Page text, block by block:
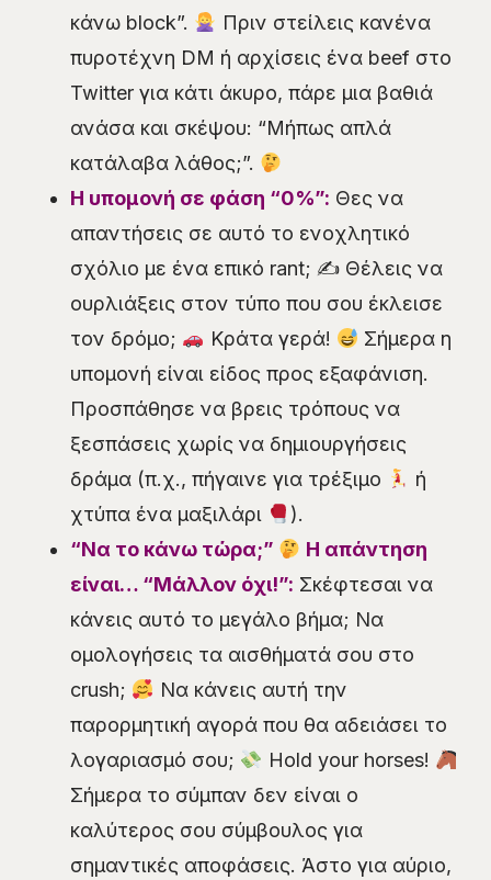
κάνω block”.
Πριν στείλεις κανένα
πυροτέχνη DM ή αρχίσεις ένα beef στο
Twitter για κάτι άκυρο, πάρε μια βαθιά
ανάσα και σκέψου: “Μήπως απλά
κατάλαβα λάθος;”.
Η υπομονή σε φάση “0%”: Θες να
απαντήσεις σε αυτό το ενοχλητικό
σχόλιο με ένα επικό rant; ✍ Θέλεις να
ουρλιάξεις στον τύπο που σου έκλεισε
τον δρόμο;
Κράτα γερά!
Σήμερα η
υπομονή είναι είδος προς εξαφάνιση.
Προσπάθησε να βρεις τρόπους να
ξεσπάσεις χωρίς να δημιουργήσεις
δράμα (π.χ., πήγαινε για τρέξιμο
ή
χτύπα ένα μαξιλάρι
).
“Να το κάνω τώρα;”
Η απάντηση
είναι… “Μάλλον όχι!”: Σκέφτεσαι να
κάνεις αυτό το μεγάλο βήμα; Να
ομολογήσεις τα αισθήματά σου στο
crush;
Να κάνεις αυτή την
παρορμητική αγορά που θα αδειάσει το
λογαριασμό σου;
Hold your horses!
Σήμερα το σύμπαν δεν είναι ο
καλύτερος σου σύμβουλος για
σημαντικές αποφάσεις. Άστο για αύριο,